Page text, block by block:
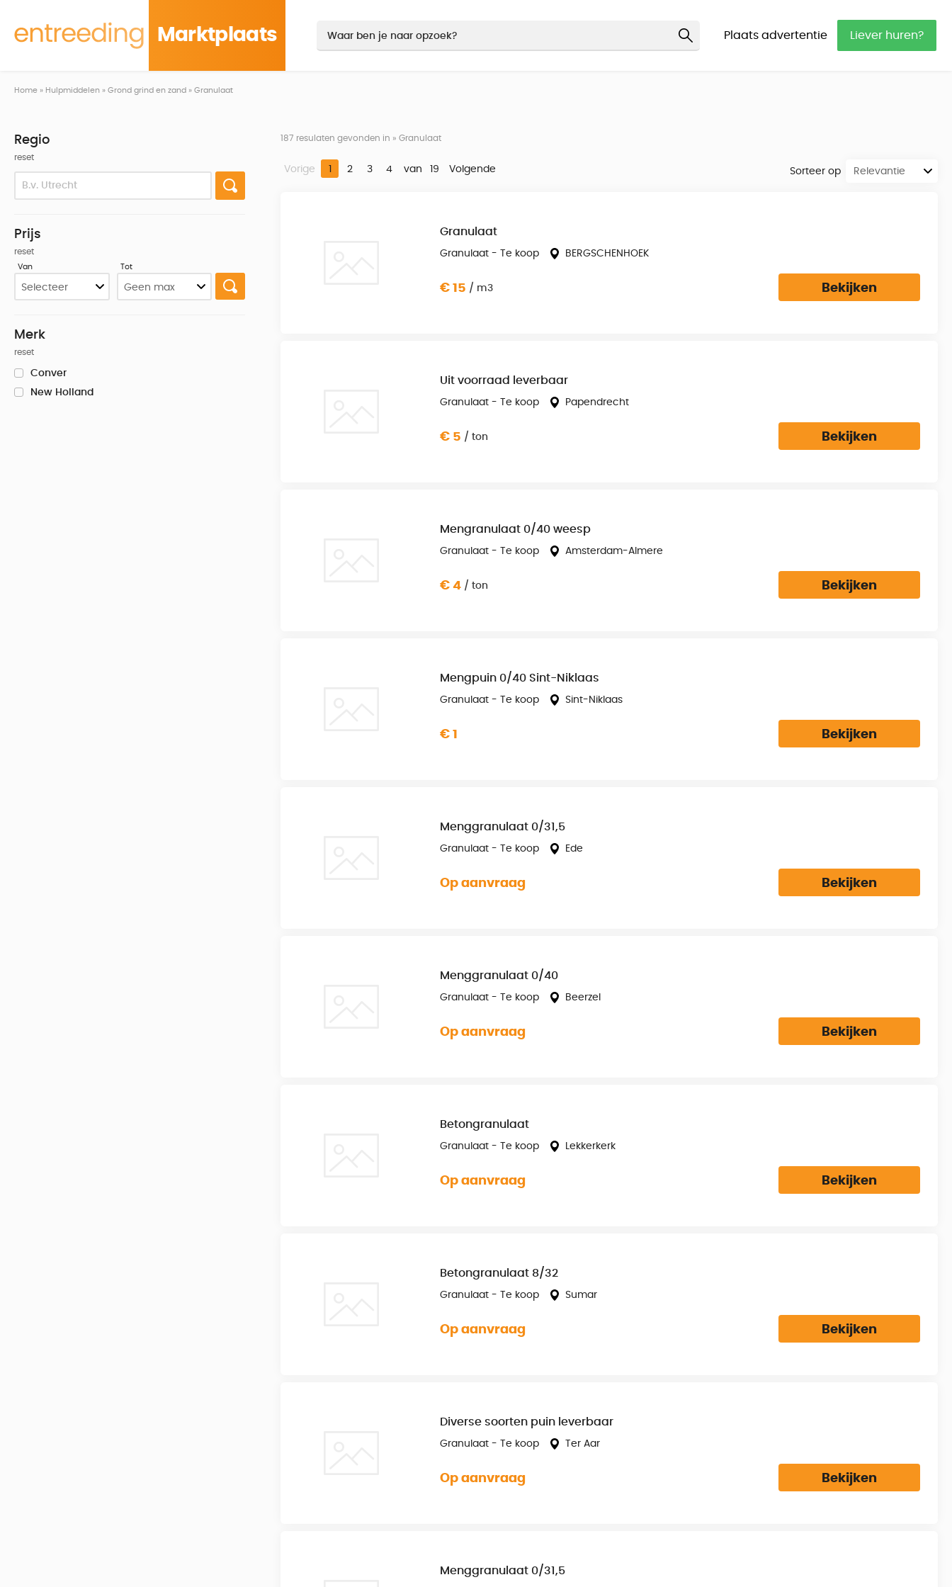
Marktplaats Plaats advertentie Liever huren?
Home » Hulpmiddelen » Grond grind en zand » Granulaat
Regio
reset
Prijs
reset
Van Tot
Merk
reset
Conver
New Holland
187 resulaten gevonden in » Granulaat
Vorige 2 3 4 van 19 Volgende Sorteer op
Granulaat
Granulaat - Te koop BERGSCHENHOEK
€ 15 / m3 Bekijken
Uit voorraad leverbaar
Granulaat - Te koop Papendrecht
€ 5 / ton Bekijken
Mengranulaat 0/40 weesp
Granulaat - Te koop Amsterdam-Almere
€ 4 / ton Bekijken
Mengpuin 0/40 Sint-Niklaas
Granulaat - Te koop Sint-Niklaas
€ 1 Bekijken
Menggranulaat 0/31,5
Granulaat - Te koop Ede
Op aanvraag Bekijken
Menggranulaat 0/40
Granulaat - Te koop Beerzel
Op aanvraag Bekijken
Betongranulaat
Granulaat - Te koop Lekkerkerk
Op aanvraag Bekijken
Betongranulaat 8/32
Granulaat - Te koop Sumar
Op aanvraag Bekijken
Diverse soorten puin leverbaar
Granulaat - Te koop Ter Aar
Op aanvraag Bekijken
Menggranulaat 0/31,5